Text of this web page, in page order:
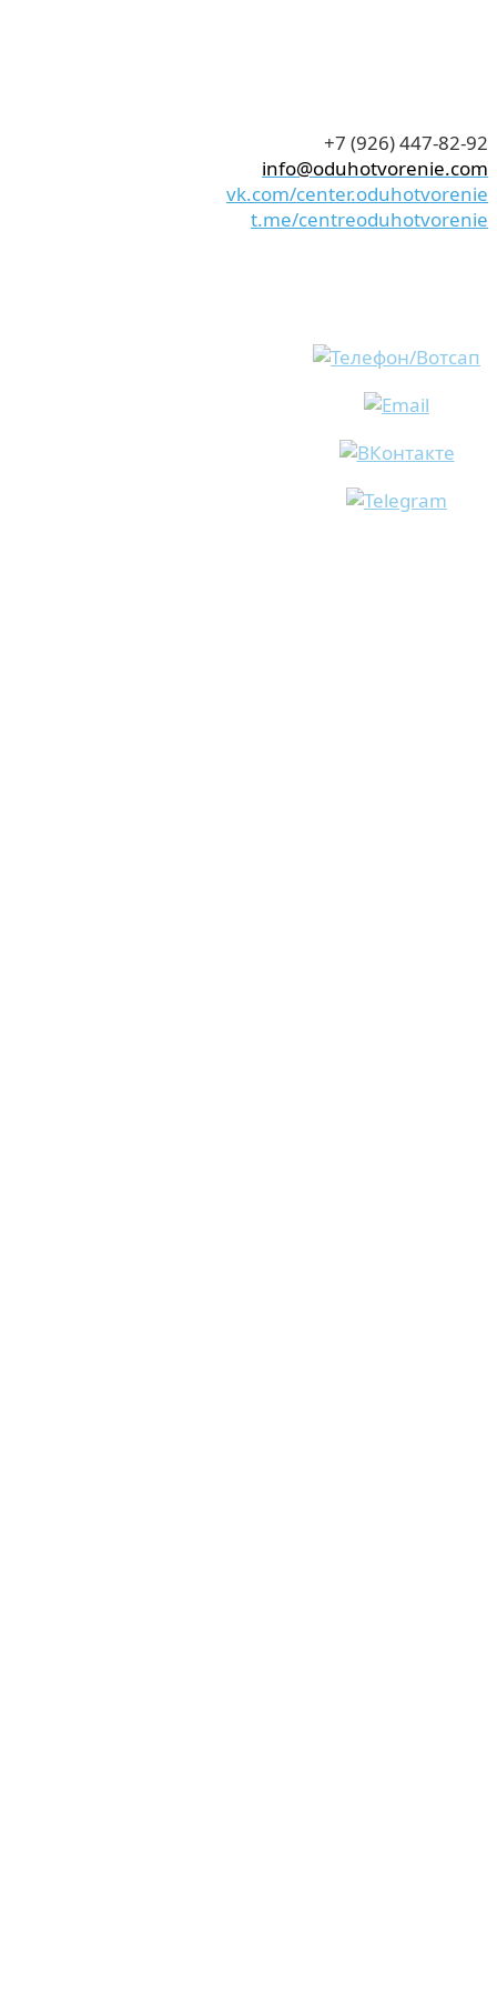
+7 (926) 447-82-92
info@oduhotvorenie.com
vk.com/center.oduhotvorenie
t.me/centreoduhotvorenie